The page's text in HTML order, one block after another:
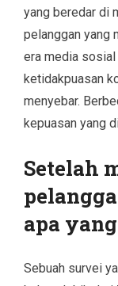
yang beredar di
pelanggan yang
era media
ketidakpuasan
menyebar.
kepuasan yang
Setelah
apa
Sebuah survei